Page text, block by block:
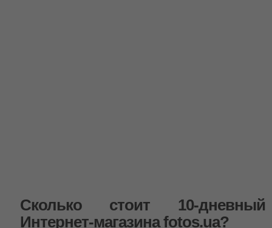
Сколько стоит 10-
Интернет-магазина fotos.ua?